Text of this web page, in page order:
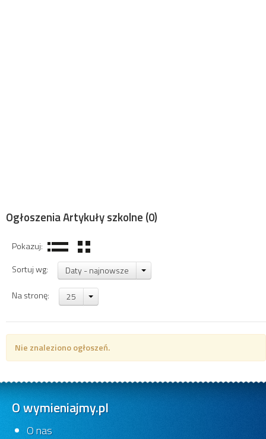
Ogłoszenia Artykuły szkolne (0)
Pokazuj:
Sortuj wg:
Daty - najnowsze
Na stronę: 25
Nie znaleziono ogłoszeń.
O wymieniajmy.pl
O nas